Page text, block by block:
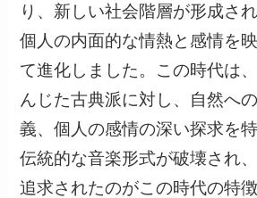
り、新しい社会階層が形成さ
個人の内面的な情熱と感情を
て進化しました。この時代は
んじた古典派に対し、自然へ
義、個人の感情の深い探求を
伝統的な音楽形式が破壊され
追求されたのがこの時代の特徴